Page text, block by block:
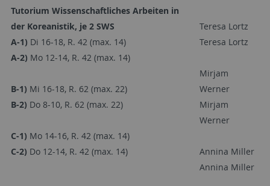
Tutorium Wissenschaftliches Arbeiten in
der Koreanistik, je 2 SWS
A-1) Di 16-18, R. 42 (max. 14)
A-2) Mo 12-14, R. 42 (max. 14)
B-1) Mi 16-18, R. 62 (max. 22)
B-2) Do 8-10, R. 62 (max. 22)
C-1) Mo 14-16, R. 42 (max. 14)
C-2) Do 12-14, R. 42 (max. 14)
Teresa Lortz
Teresa Lortz
Mirjam
Werner
Mirjam
Werner
Annina Miller
Annina Miller